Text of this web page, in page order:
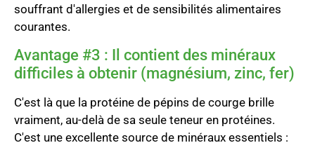
souffrant d'allergies et de sensibilités alimentaires
courantes.
Avantage #3 : Il contient des minéraux
difficiles à obtenir (magnésium, zinc, fer)
C'est là que la protéine de pépins de courge brille
vraiment, au-delà de sa seule teneur en protéines.
C'est une excellente source de minéraux essentiels :